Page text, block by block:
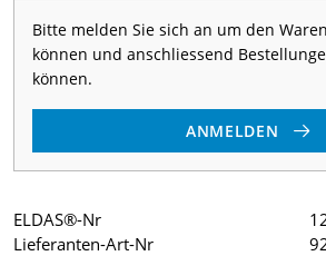
Bitte melden Sie sich an um den
können und anschliessend
können.
ANMELDEN
ELDAS®-Nr
Lieferanten-Art-Nr